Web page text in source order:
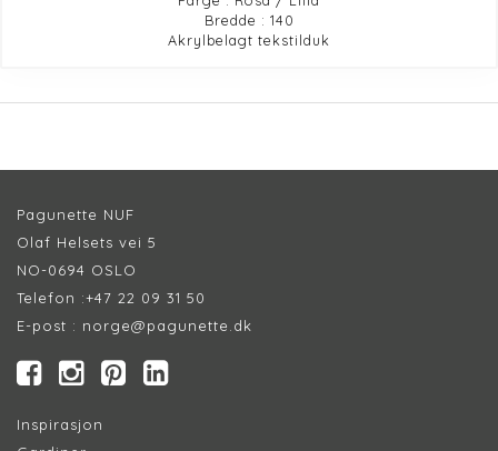
Bredde : 140
Akrylbelagt tekstilduk
Pagunette NUF
Olaf Helsets vei 5
NO-0694 OSLO
Telefon :+47 22 09 31 50
E-post : norge@pagunette.dk
Inspirasjon